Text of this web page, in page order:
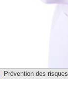
Prévention des risques